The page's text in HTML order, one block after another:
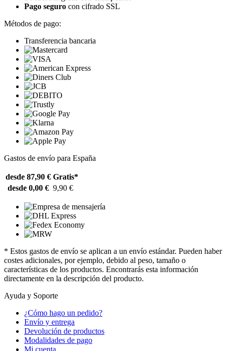
Pago seguro con cifrado SSL
Métodos de pago:
Transferencia bancaria
Gastos de envío para España
desde 87,90 € Gratis*
desde 0,00 € 9,90 €
* Estos gastos de envío se aplican a un envío estándar. Pueden haber
costes adicionales, por ejemplo, debido al peso, tamaño o
características de los productos. Encontrarás esta información
directamente en la descripción del producto.
Ayuda y Soporte
¿Cómo hago un pedido?
Envío y entrega
Devolución de productos
Modalidades de pago
Mi cuenta